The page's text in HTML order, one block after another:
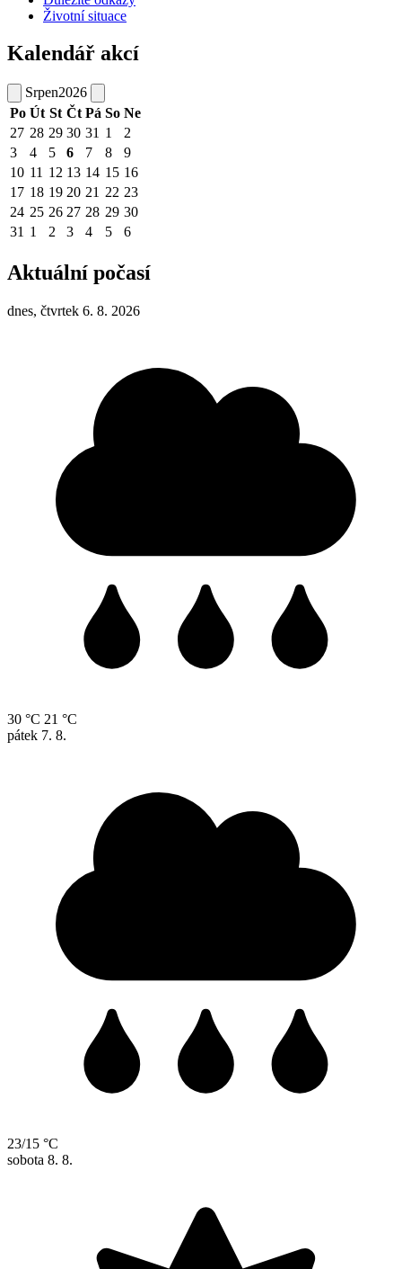
Životní situace
Kalendář akcí
Srpen2026
Po Út St Čt Pá So Ne
27 28 29 30 31 1
2
3
4 5 6 7 8
9
10 11 12 13 14 15 16
17 18 19 20 21 22 23
24 25 26 27 28 29 30
31 1 2 3 4 5 6
Aktuální počasí
dnes, čtvrtek 6. 8. 2026
30 °C 21 °C
pátek 7. 8.
23/15 °C
sobota 8. 8.